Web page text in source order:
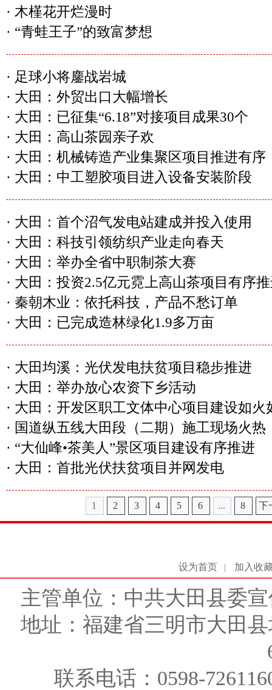
· 木槿花开烂漫时
· “青蛙王子”的致富梦想
· 足球小将鏖战岩城
· 大田：外贸出口大幅增长
· 大田：已征集“6.18”对接项目成果30个
· 大田：高山茶园亲子欢
· 大田：机械铸造产业集聚区项目推进有序
· 大田：中工塑胶项目进入设备安装阶段
· 大田：首个沼气发电站建成并投入使用
· 大田：科技引领纺织产业走向春天
· 大田：举办全省中职制茶大赛
· 大田：投资2.5亿元霓上高山茶项目有序
· 秦朝木业：依托科技，产品不愁订单
· 大田：已完成造林绿化1.9多万亩
· 大田均溪：光伏发电扶贫项目稳步推进
· 大田：举办放心农资下乡活动
· 大田：开发区职工文体中心项目建设如火
· 国道纵五线大田段（二期）施工现场火热
· “大仙峰•茶美人”景区项目建设有序推进
· 大田：首批光伏扶贫项目并网发电
1 2 3 4 5 6 ... 8 下
设为首页 加入收
主管单位：中共大田县委
地址：福建省三明市大田
联系电话：0598-